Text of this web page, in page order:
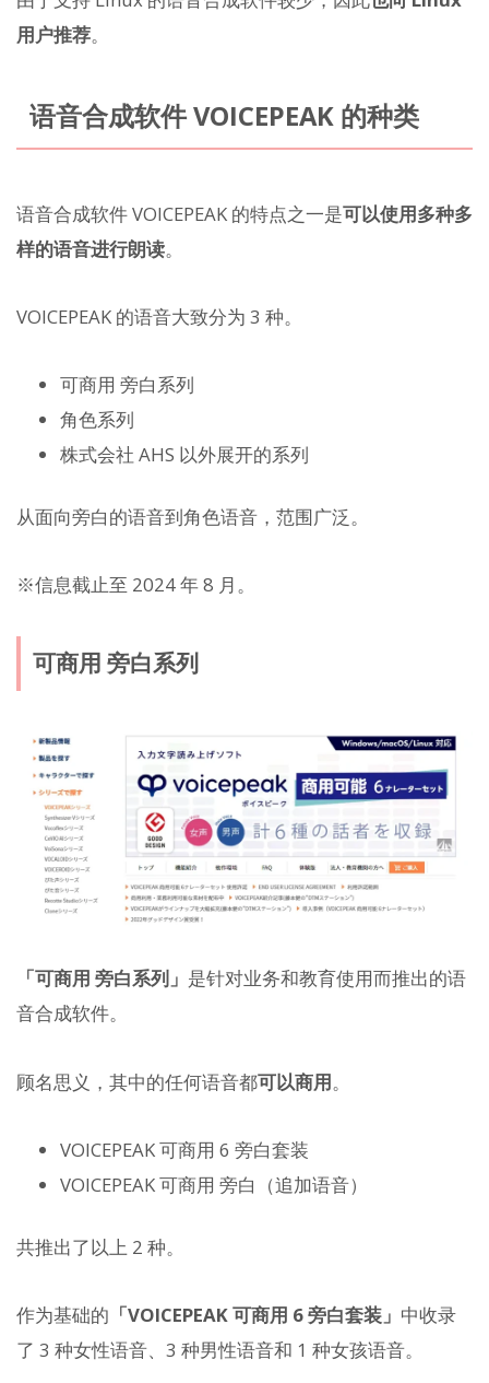
用户推荐。
语音合成软件 VOICEPEAK 的种类
语音合成软件 VOICEPEAK 的特点之一是可以使用多种多
样的语音进行朗读。
VOICEPEAK 的语音大致分为 3 种。
可商用 旁白系列
角色系列
株式会社 AHS 以外展开的系列
从面向旁白的语音到角色语音，范围广泛。
※信息截止至 2024 年 8 月。
可商用 旁白系列
「可商用 旁白系列」 是针对业务和教育使用而推出的语
音合成软件。
顾名思义，其中的任何语音都可以商用。
VOICEPEAK 可商用 6 旁白套装
VOICEPEAK 可商用 旁白（追加语音）
共推出了以上 2 种。
作为基础的 「VOICEPEAK 可商用 6 旁白套装」 中收录
了 3 种女性语音、3 种男性语音和 1 种女孩语音。